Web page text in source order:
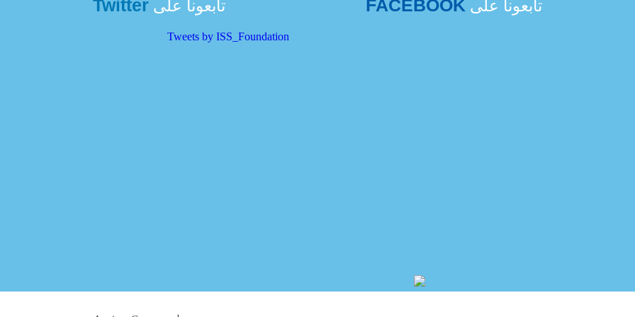
تابعونا علىFACEBOOK تابعونا علىTwitter
Tweets by ISS_Foundation